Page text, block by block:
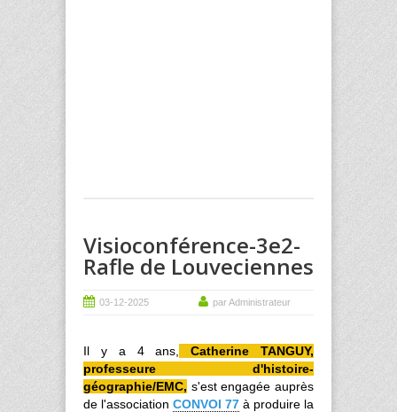
Visioconférence-3e2-
Rafle de Louveciennes
03-12-2025 par Administrateur
Il y a 4 ans,
Catherine TANGUY,
professeure d'histoire-
géographie/EMC, s'est engagée auprès
de l'association CONVOI 77 à produire la